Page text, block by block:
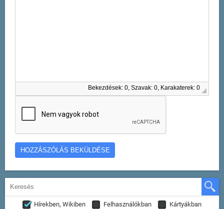
Bekezdések: 0, Szavak: 0, Karakaterek: 0
Hírekben, Wikiben Felhasználókban
Kártyákban